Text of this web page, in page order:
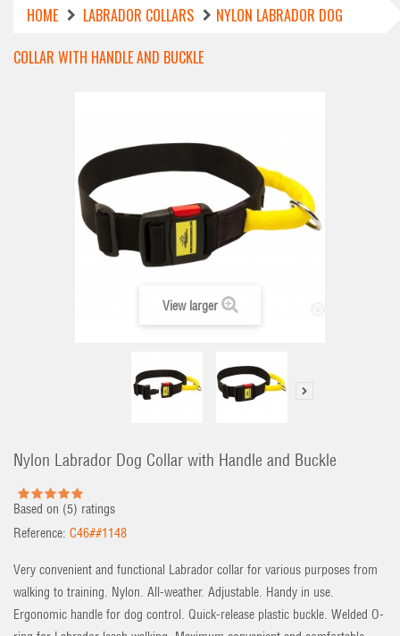
HOME LABRADOR COLLARS
NYLON LABRADOR DOG
COLLAR WITH HANDLE AND BUCKLE
View larger
Nylon Labrador Dog Collar with Handle and Buckle
Based on (5) ratings
Reference: C46##1148
Very convenient and functional Labrador collar for various purposes from
walking to training. Nylon. All-weather. Adjustable. Handy in use.
Ergonomic handle for dog control. Quick-release plastic buckle. Welded O-